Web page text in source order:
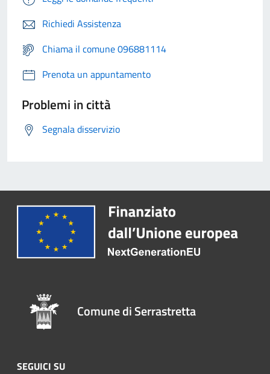
Richiedi Assistenza
Chiama il comune 096881114
Prenota un appuntamento
Problemi in città
Segnala disservizio
Comune di Serrastretta
SEGUICI SU